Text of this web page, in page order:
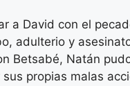
a David con el
adulterio y
Betsabé, Natán
sus propias malas